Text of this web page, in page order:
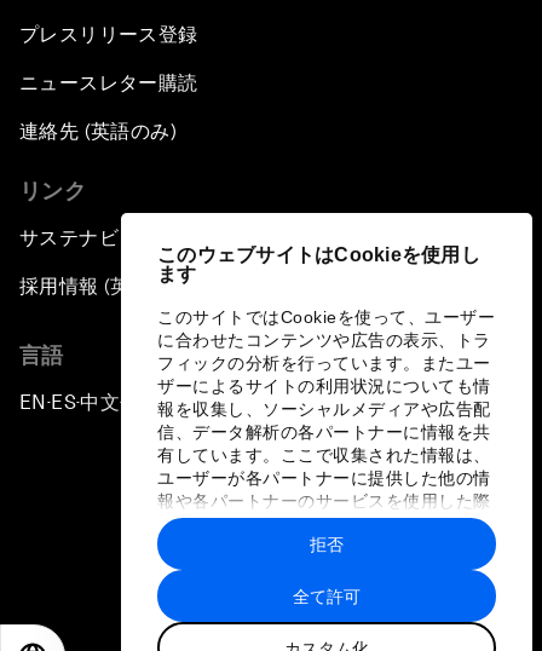
このウェブサイトはCookieを使用し
ます
このサイトではCookieを使って、ユーザー
に合わせたコンテンツや広告の表示、トラ
フィックの分析を行っています。またユー
ザーによるサイトの利用状況についても情
報を収集し、ソーシャルメディアや広告配
信、データ解析の各パートナーに情報を共
有しています。ここで収集された情報は、
ユーザーが各パートナーに提供した他の情
報や各パートナーのサービスを使用した際
に収集された情報と組み合わされ、各パー
トナーによって使用されることがありま
す。
全て許可
拒否
プレスリリース登録
ニュースレター購読
連絡先 (英語のみ)
リンク
サステナビリティへの取り組み
採用情報 (英語のみ)
言語
EN ▪ES▪中文▪ 日本語
プライバシーポリシーと利用規約
サイトマップ